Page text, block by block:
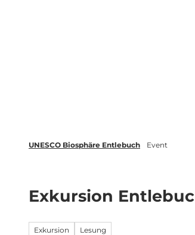
UNESCO Biosphäre Entlebuch Event
Exkursion
Exkursion Lesung